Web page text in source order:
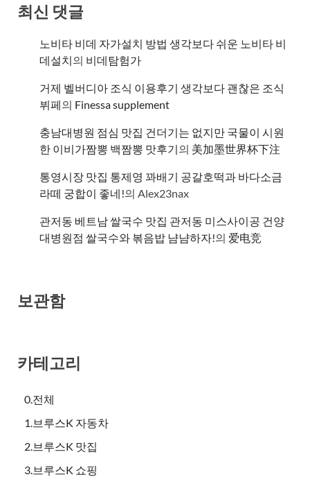
최신 댓글
노비타 비데 자가설치 방법 생각보다 쉬운 노비타 비
데설치의 비데탐험가
거제 벨버디아 조식 이용후기 생각보다 괜찮은 조식
뷔페의 ​Finessa supplement
충남대병원 점심 맛집 건더기는 없지만 국물이 시원
한 이비가짬뽕 백짬뽕 맛후기의 美加墨世界杯下注
통영시장 맛집 통제영 꽈배기 공갈호떡과 바다소금
라떼 궁합이 좋네!의 Alex23nax
관저동 베트남 쌀국수 맛집 관저동 미스사이공 건양
대병원점 쌀국수와 볶음밥 냠냠하자!의 爱电竞
보관함
카테고리
0.전체
1.브루스K 자동차
2.브루스K 맛집
3.브루스K 쇼핑